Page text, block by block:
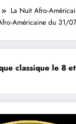
La Nuit Afro-
Américaine du 31/
août La Thérapie